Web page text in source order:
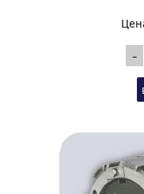
-